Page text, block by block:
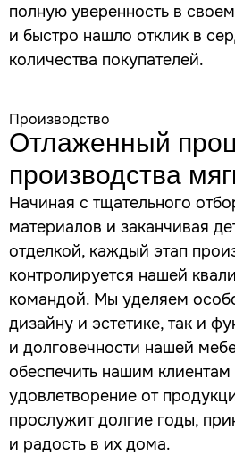
полную уверенность в
и быстро нашло отклик в
количества покупателей.
Производство
Отлаженный
производства
Начиная с тщательного
материалов и заканчивая
отделкой, каждый этап
контролируется нашей
командой. Мы уделяем
дизайну и эстетике, так и
и долговечности нашей
обеспечить нашим клиентам
удовлетворение от
прослужит долгие годы,
и радость в их дома.